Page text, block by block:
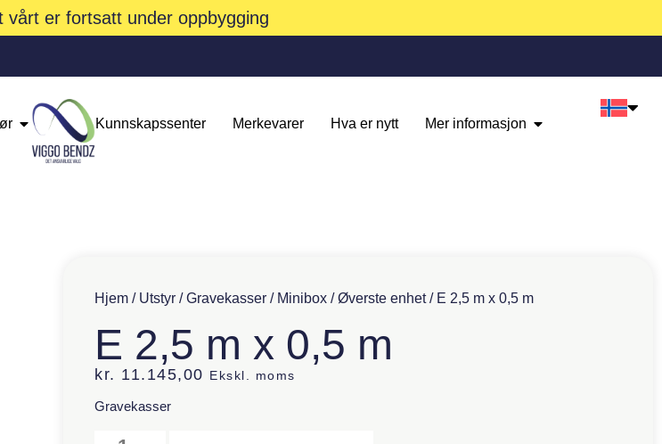
vårt er fortsatt under oppbygging
Kunnskapssenter Merkevarer Hva er nytt Mer informasjon
Hjem / Utstyr /Gravekasser / Minibox /Øverste enhet/ E 2,5 m x 0,5 m
E 2,5 m x 0,5 m
kr. 11.145,00 Ekskl. moms
Gravekasser